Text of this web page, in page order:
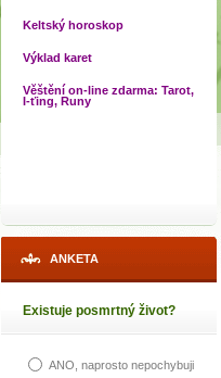
Keltský horoskop
Výklad karet
Věštění on-line zdarma: Tarot,
I-ťing, Runy
ANKETA
Existuje posmrtný život?
ANO, naprosto nepochybuji